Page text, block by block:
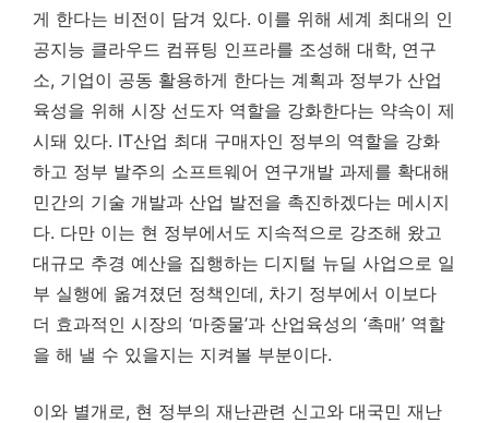
게 한다는 비전이 담겨 있다. 이를 위해 세계 최대의 인
공지능 클라우드 컴퓨팅 인프라를 조성해 대학, 연구
소, 기업이 공동 활용하게 한다는 계획과 정부가 산업
육성을 위해 시장 선도자 역할을 강화한다는 약속이 제
시돼 있다. IT산업 최대 구매자인 정부의 역할을 강화
하고 정부 발주의 소프트웨어 연구개발 과제를 확대해
민간의 기술 개발과 산업 발전을 촉진하겠다는 메시지
다. 다만 이는 현 정부에서도 지속적으로 강조해 왔고
대규모 추경 예산을 집행하는 디지털 뉴딜 사업으로 일
부 실행에 옮겨졌던 정책인데, 차기 정부에서 이보다
더 효과적인 시장의 ‘마중물’과 산업육성의 ‘촉매’ 역할
을 해 낼 수 있을지는 지켜볼 부분이다.
이와 별개로, 현 정부의 재난관련 신고와 대국민 재난